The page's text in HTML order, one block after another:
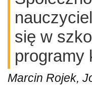
się w
programy
Marcin Rojek,